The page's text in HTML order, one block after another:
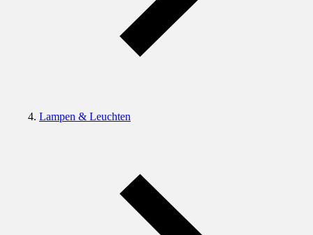
Lampen & Leuchten